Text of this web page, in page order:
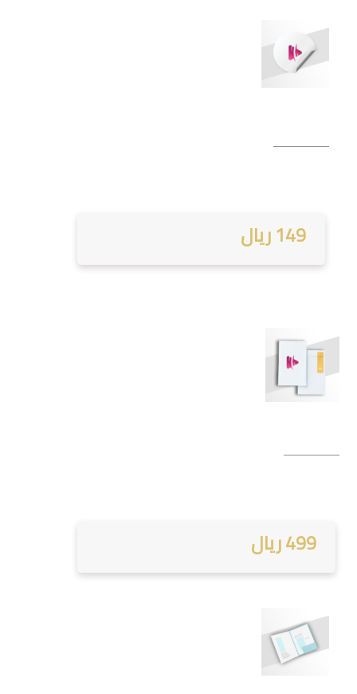
149 ريال
499 ريال